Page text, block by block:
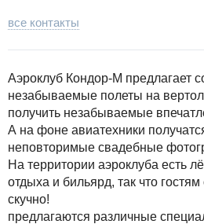
все контакты
Аэроклуб Кондор-М предлагает
незабываемые полеты на
получить незабываемые
А на фоне авиатехники
неповторимые свадебные
На территории аэроклуба есть
отдыха и бильярд, так что
скучно!
предлагаются различные